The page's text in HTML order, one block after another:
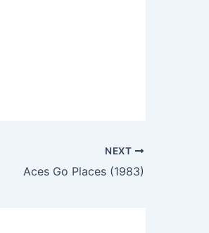
NEXT
Aces Go Places (1983)